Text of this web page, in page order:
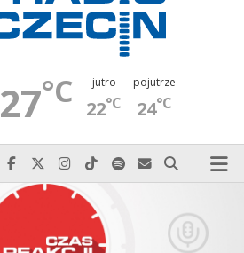
27°C jutro
22°C
pojutrze
24°C
Najlepiej po prostu do nas zadzwoń
Odwiedź nas na Facebook-u
Odwiedź nas na X
Odwiedź nas na Instagram-ie
Odwiedź nas na TikTok-u
Szukaj nas na Spotify
Wyślij do nas
Szukaj